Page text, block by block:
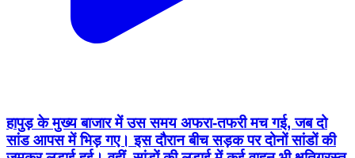
हापुड़ के मुख्य बाजार में उस समय अफरा-तफरी मच गई, जब दो
सांड आपस में भिड़ गए। इस दौरान बीच सड़क पर दोनों सांडों की